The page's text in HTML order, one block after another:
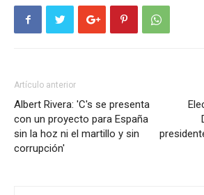
Artículo anterior
Albert Rivera: 'C's se presenta
con un proyecto para España
sin la hoz ni el martillo y sin
corrupción'